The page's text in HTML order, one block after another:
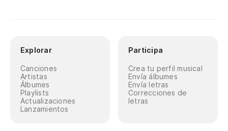
Explorar
Canciones
Artistas
Álbumes
Playlists
Actualizaciones
Lanzamientos
Participa
Crea tu perfil musical
Envía álbumes
Envía letras
Correcciones de
letras